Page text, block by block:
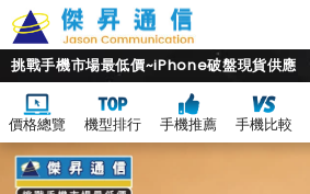
挑戰手機市場最低價~iPhone破盤現貨供應
價格總覽 機型排行 手機推薦 手機比較